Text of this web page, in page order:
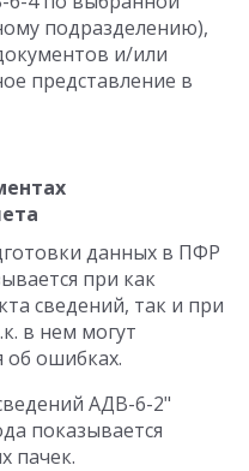
подразделению),
и/или
представление в
данных в ПФР
при как
сведений, так и при
в нем могут
об ошибках.
АДВ-6-2"
показывается
пачек.